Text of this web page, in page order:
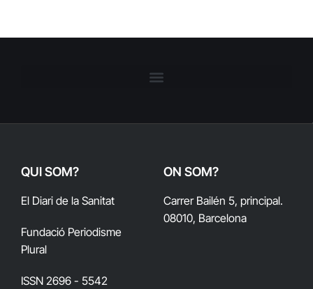
QUI SOM?
El Diari de la Sanitat
Fundació Periodisme
Plural
ISSN 2696 - 5542
ON SOM?
Carrer Bailén 5, principal.
08010, Barcelona